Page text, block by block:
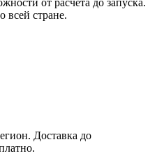
от расчета до запуска.
стране.
Доставка до